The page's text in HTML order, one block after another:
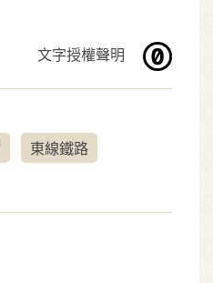
文字授權聲明
東線鐵路